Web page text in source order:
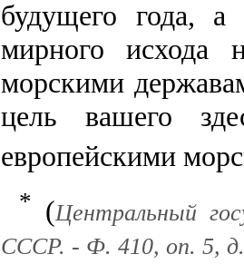
будущего года, а
мирного исхода
морскими
цель вашего
европейскими
* (Центральный
СССР. - Ф. 410, оп. 5,